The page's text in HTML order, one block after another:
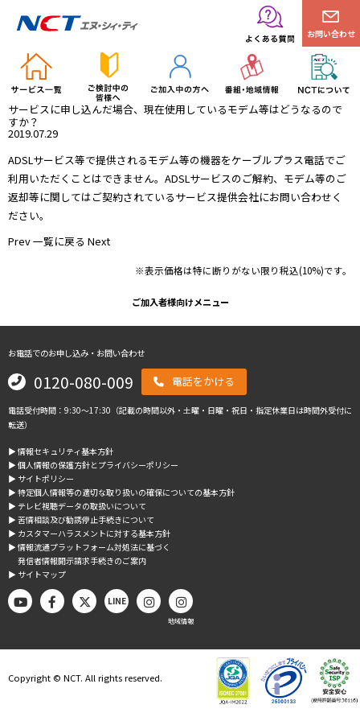
お問い合わせ
サービスに申し込んだ場合、現在使用しているモデム等はどうなるので
すか？
2019.07.29
ADSLサービス等で提供されるモデム等の機器をケーブルプラス電話でご
利用いただくことはできません。ADSLサービスのご解約、モデム等のご
返却等に関してはご契約されているサービス提供会社にお問い合わせく
ださい。
Prev一覧に戻る Next
※表示価格は特に断りがない限り税込(10%)です。
ご加入者様向けメニュー
お電話でのお申し込み・お問い合わせ
0120-080-009 電話をかける
電話受付時間：9:30～17:30（記載の時間以外・土曜・日曜・祝日・指定休業日は時間外受付に
転送）
▶︎ 情報セキュリティ基本方針
▶︎ 個人情報の保護方針とプライバシーポリシー
▶︎ サイトポリシー
▶︎ 特定個人情報等の適切な取り扱いの確保についての基本方針
▶︎ テレビ視聴データの取扱いについて
▶︎ 苦情相談及び勧誘停止手続きについて
▶︎ カスタマーハラスメントに対する基本方針
▶︎ 情報流通プラットフォーム対処法に基づく
発信者情報開示請求手続きのご案内
▶︎ サイトマップ
LINE
地域情報
Copyright © NCT. All rights reserved.